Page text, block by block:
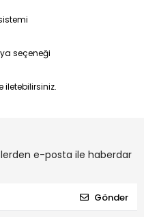
seçeneği
iletebilirsiniz.
e-posta ile haberdar
Gönder